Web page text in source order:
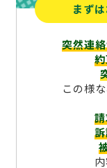
まず
突然連
この様